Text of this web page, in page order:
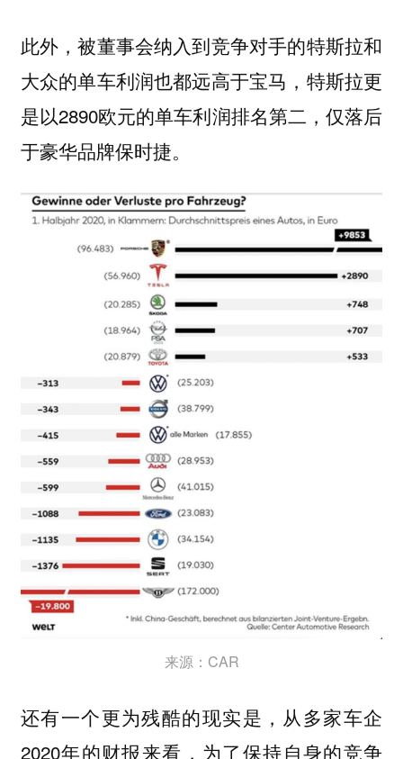
此外，被董事会纳入到竞争对手的特斯拉和
大众的单车利润也都远高于宝马，特斯拉更
是以2890欧元的单车利润排名第二，仅落后
于豪华品牌保时捷。
来源：CAR
还有一个更为残酷的现实是，从多家车企
2020年的财报来看，为了保持自身的竞争